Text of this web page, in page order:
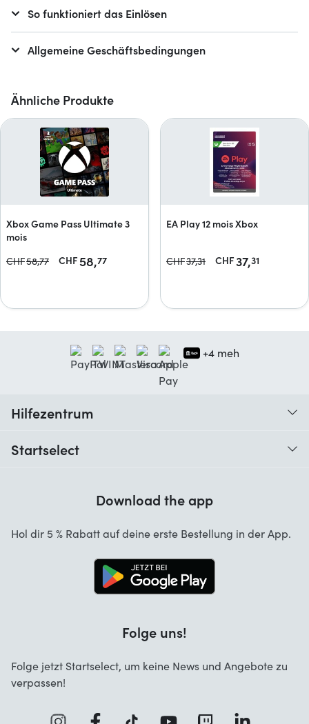
Ähnliche Produkte
Xbox Game Pass Ultimate 3
mois
CHF58,77 CHF 58,77
EA Play 12 mois Xbox
CHF37,31 CHF37,31
So funktioniert das Einlösen
Allgemeine Geschäftsbedingungen
+4 meh
Hilfezentrum
Startselect
Startselect App
Download the app
Hol dir 5 % Rabatt auf deine erste Bestellung in der App.
Folge uns!
Folge jetzt Startselect, um keine News und Angebote zu
verpassen!